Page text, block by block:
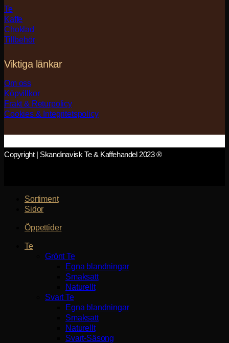
Te
Kaffe
Choklad
Tillbehör
Viktiga länkar
Om oss
Köpvillkor
Frakt & Returpolicy
Cookies & Integritetspolicy
Copyright | Skandinavisk Te & Kaffehandel 2023 ®
Sortiment
Sidor
Öppettider
Te
Grönt Te
Egna blandningar
Smaksatt
Naturellt
Svart Te
Egna blandningar
Smaksatt
Naturellt
Svart-Säsong